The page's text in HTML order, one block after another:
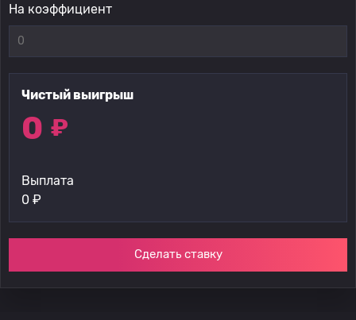
На коэффициент
Чистый выигрыш
0 ₽
Выплата
0 ₽
Сделать ставку